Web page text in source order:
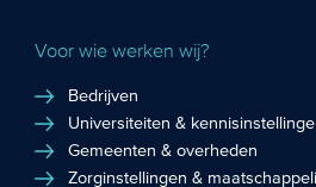
Voor wie werken wij?
Bedrijven
Universiteiten &
Gemeenten & overheden
Zorginstellingen &